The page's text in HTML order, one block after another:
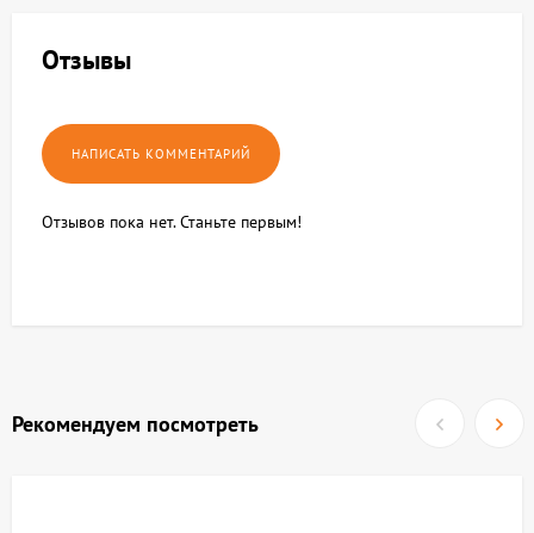
Отзывы
Отзывов пока нет. Станьте первым!
Рекомендуем посмотреть